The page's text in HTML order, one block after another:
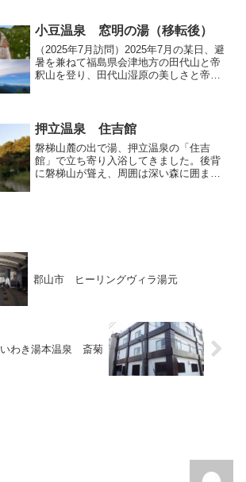
たのでは、日本を襲う暑さから逃げられ
そうにない。ならば垂直方向...
小豆温泉 窓明の湯（移転後）
（2025年7月訪問）2025年7月の某日、避
暑を兼ねて福島県会津地方の田代山と帝
釈山を登り、田代山湿原の美しさと帝釈
べく立ち寄った...
押立温泉 住吉館
磐梯山麓の出で湯、押立温泉の「住吉
館」で立ち寄り入浴してきました。後背
に磐梯山が聳え、周囲は深い森に囲ま
郡山市 ヒーリングヴィラ湯元
いわき湯本温泉 斎菊